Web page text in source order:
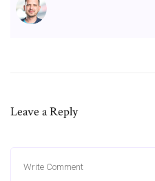
Leave a Reply